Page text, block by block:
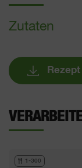
Zutaten
1-300